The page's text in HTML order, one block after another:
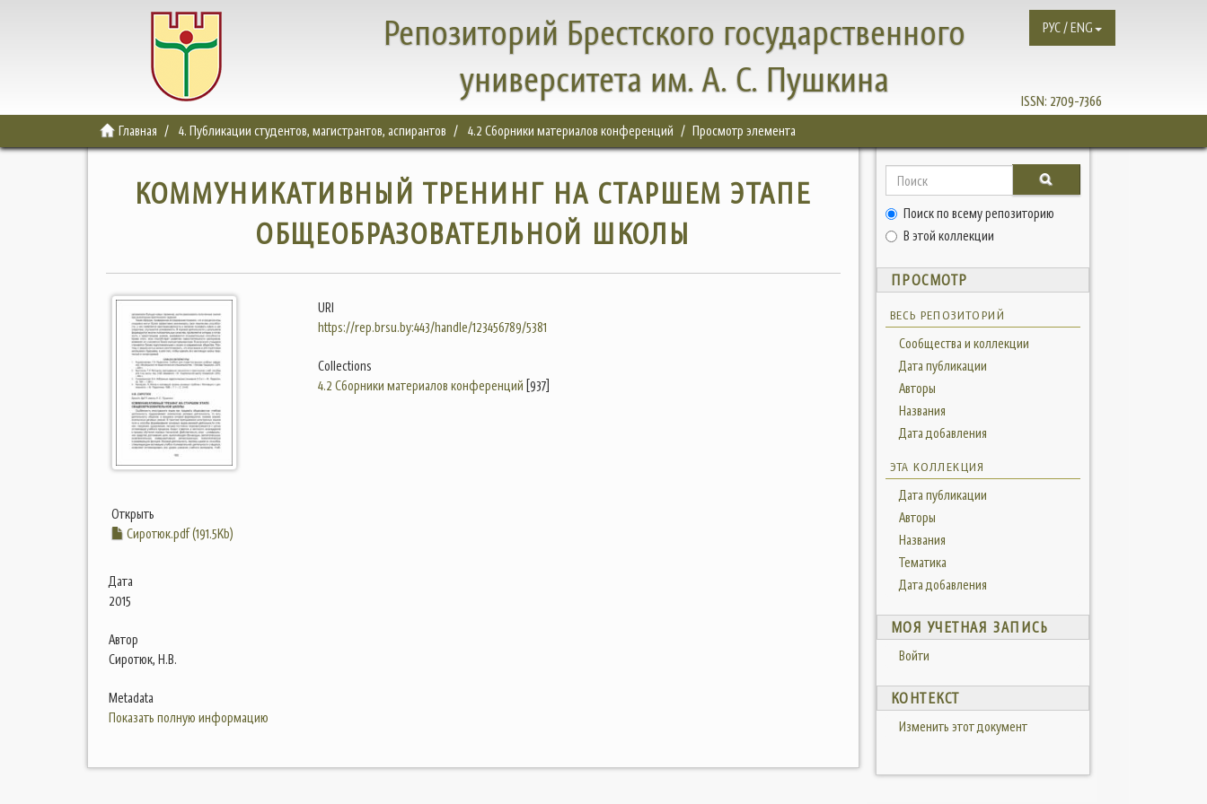
Репозиторий Брестского государственного
университета им. А. С. Пушкина
ISSN: 2709-7366
РУС / ENG
Главная 4. Публикации студентов, магистрантов, аспирантов 4.2 Сборники материалов конференций Просмотр элемента
КОММУНИКАТИВНЫЙ ТРЕНИНГ НА СТАРШЕМ ЭТАПЕ
ОБЩЕОБРАЗОВАТЕЛЬНОЙ ШКОЛЫ
Открыть
Сиротюк.pdf (191.5Kb)
Дата
2015
Автор
Сиротюк, Н.В.
Metadata
Показать полную информацию
URI
https://rep.brsu.by:443/handle/123456789/5381
Collections
4.2 Сборники материалов конференций [937]
Поиск по всему репозиторию
В этой коллекции
ПРОСМОТР
ВЕСЬ РЕПОЗИТОРИЙ
Сообщества и коллекции
Дата публикации
Авторы
Названия
Дата добавления
ЭТА КОЛЛЕКЦИЯ
Дата публикации
Авторы
Названия
Тематика
Дата добавления
МОЯ УЧЕТНАЯ ЗАПИСЬ
Войти
КОНТЕКСТ
Изменить этот документ